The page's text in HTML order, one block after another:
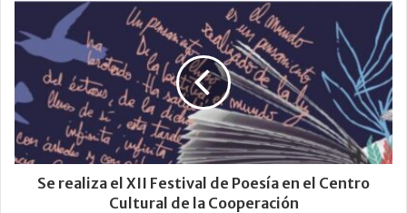
Se realiza el XII Festival de Poesía en el Centro
Cultural de la Cooperación